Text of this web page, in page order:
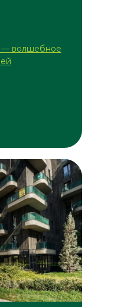
волшебное